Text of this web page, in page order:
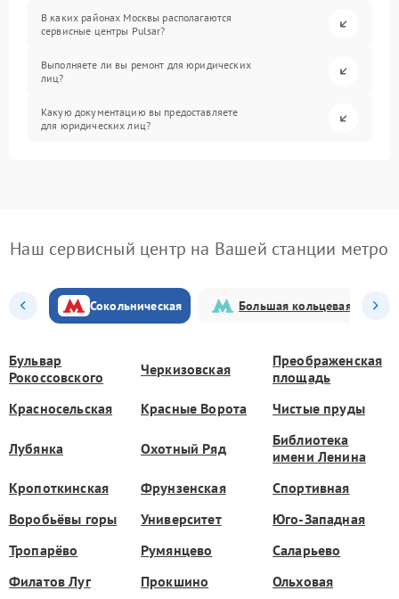
В каких районах Москвы располагаются
сервисные центры Pulsar?
Выполняете ли вы ремонт для юридических
лиц?
Какую документацию вы предоставляете
для юридических лиц?
Наш сервисный центр на Вашей станции метро
Сокольническая Большая кольцевая
Бульвар
Рокоссовского
Черкизовская
Преображенская
площадь
Красносельская
Красные Ворота Чистые пруды
Лубянка Охотный Ряд
Библиотека
имени Ленина
Кропоткинская
Фрунзенская
Спортивная
Воробьёвы горы
Университет
Юго-Западная
Тропарёво
Румянцево
Саларьево
Филатов Луг
Прокшино Ольховая